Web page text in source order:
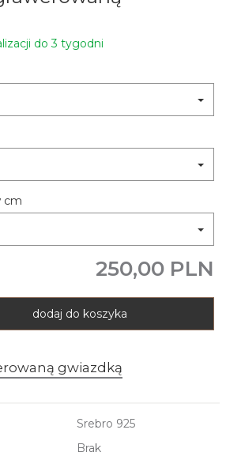
do 3 tygodni
cm
250,00 PLN
dodaj do koszyka
gwiazdką
Srebro 925
Brak